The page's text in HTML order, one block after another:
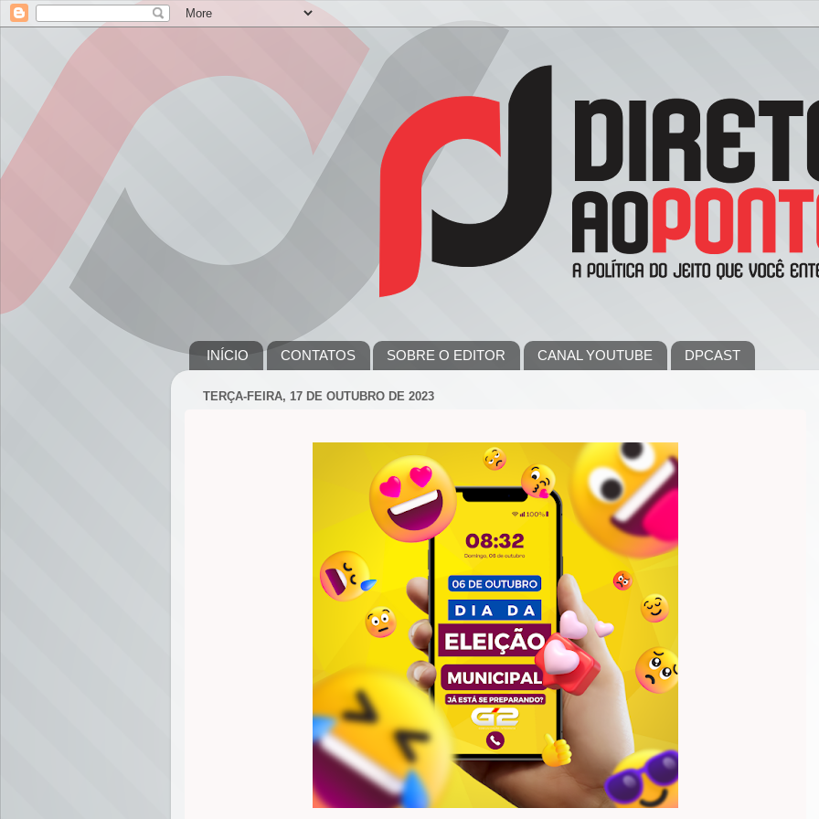
INÍCIO CONTATOS SOBRE O EDITOR CANAL YOUTUBE DPCAST
TERÇA-FEIRA, 17 DE OUTUBRO DE 2023